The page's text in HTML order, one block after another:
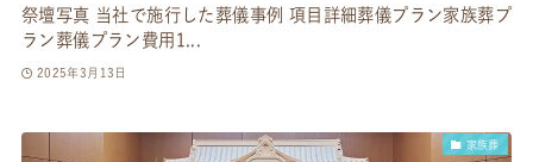
祭壇写真 当社で施行した葬儀事例 項目詳細葬儀プラン家族葬プ
ラン葬儀プラン費用1...
2025年3月13日
家族葬